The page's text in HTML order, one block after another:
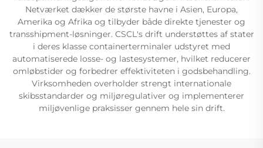
Netværket dækker de største havne i Asien, Europa,
Amerika og Afrika og tilbyder både direkte tjenester og
transshipment-løsninger. CSCL's drift understøttes af stater
i deres klasse containerterminaler udstyret med
automatiserede losse- og lastesystemer, hvilket reducerer
omløbstider og forbedrer effektiviteten i godsbehandling.
Virksomheden overholder strengt internationale
skibsstandarder og miljøregulativer og implementerer
miljøvenlige praksisser gennem hele sin drift.